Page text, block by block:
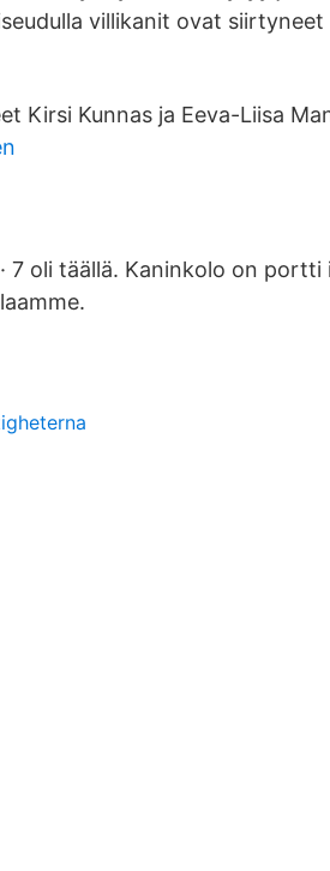
villikanit ovat siirtyneet
Kirsi Kunnas ja Eeva-Liisa
7 oli täällä. Kaninkolo on